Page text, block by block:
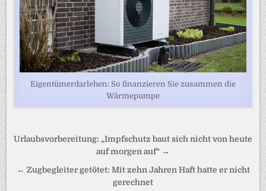
Eigentümerdarlehen: So finanzieren Sie zusammen die
Wärmepumpe
Beitragsnavigation
Urlaubsvorbereitung: „Impfschutz baut sich nicht von heute
auf morgen auf“ →
← Zugbegleiter getötet: Mit zehn Jahren Haft hatte er nicht
gerechnet